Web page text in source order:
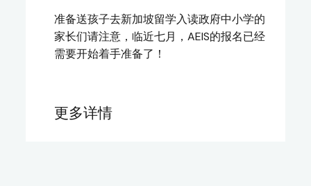
准备送孩子去新加坡留学入读政府中小学的
家长们请注意，临近七月，AEIS的报名已经
需要开始着手准备了！
更多详情